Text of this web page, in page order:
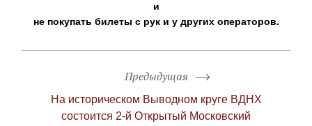
и
не покупать билеты с рук и у других операторов.
Предыдущая
На историческом Выводном круге ВДНХ
состоится 2-й Открытый Московский